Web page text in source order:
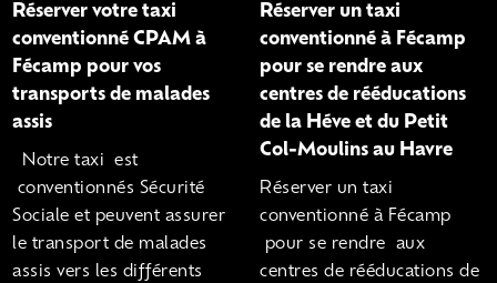
Réserver votre taxi
conventionné CPAM à
Fécamp pour vos
transports de malades
assis
Notre taxi est
conventionnés Sécurité
Sociale et peuvent assurer
le transport de malades
assis vers les différents
Réserver un taxi
conventionné à Fécamp
pour se rendre aux
centres de rééducations
de la Héve et du Petit
Col-Moulins au Havre
Réserver un taxi
conventionné à Fécamp
pour se rendre aux
centres de rééducations de